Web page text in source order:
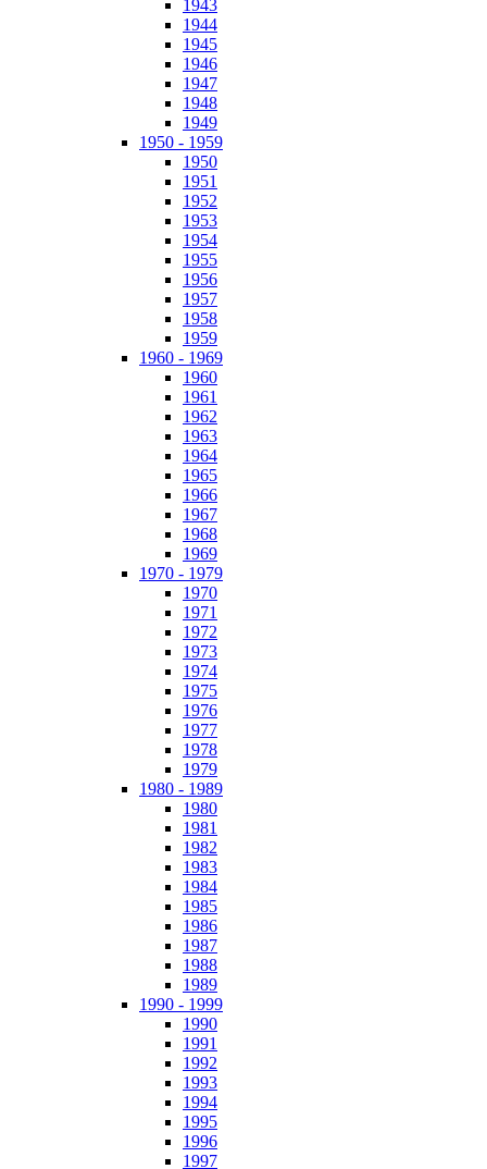
1943
1944
1945
1946
1947
1948
1949
1950 - 1959
1950
1951
1952
1953
1954
1955
1956
1957
1958
1959
1960 - 1969
1960
1961
1962
1963
1964
1965
1966
1967
1968
1969
1970 - 1979
1970
1971
1972
1973
1974
1975
1976
1977
1978
1979
1980 - 1989
1980
1981
1982
1983
1984
1985
1986
1987
1988
1989
1990 - 1999
1990
1991
1992
1993
1994
1995
1996
1997